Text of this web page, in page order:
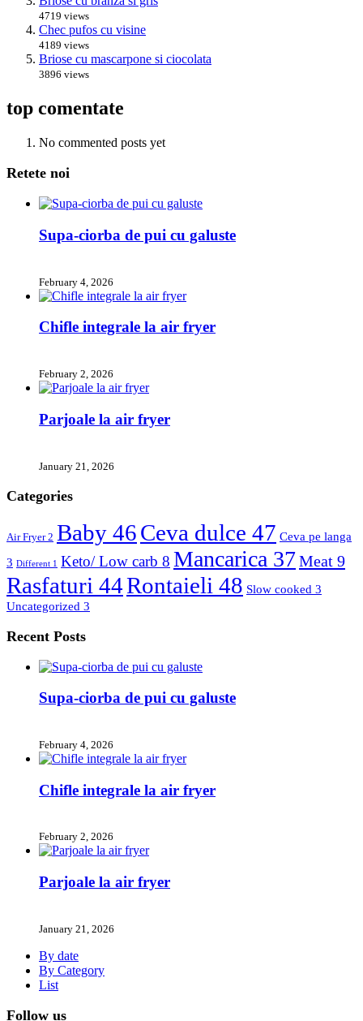
4719 views
Chec pufos cu visine
4189 views
Briose cu mascarpone si ciocolata
3896 views
top comentate
No commented posts yet
Retete noi
Supa-ciorba de pui cu galuste
February 4, 2026
Chifle integrale la air fryer
February 2, 2026
Parjoale la air fryer
January 21, 2026
Categories
Air Fryer2 Baby 46Ceva dulce 47 Ceva pe langa
3 Different 1 Keto/ Low carb 8 Mancarica 37Meat 9
Rasfaturi 44Rontaieli 48 Slow cooked 3
Uncategorized 3
Recent Posts
Supa-ciorba de pui cu galuste
February 4, 2026
Chifle integrale la air fryer
February 2, 2026
Parjoale la air fryer
January 21, 2026
By date
By Category
List
Follow us